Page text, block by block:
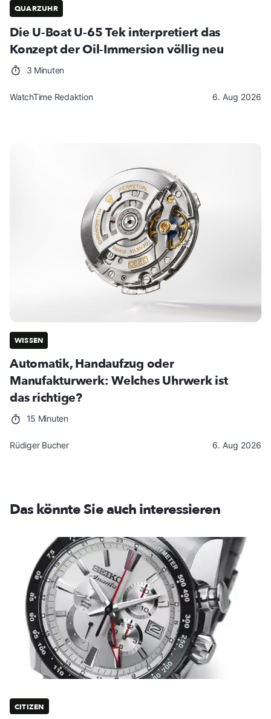
QUARZUHR
Die U-Boat U-65 Tek interpretiert das
Konzept der Oil-Immersion völlig neu
3 Minuten
WatchTime Redaktion 6. Aug 2026
WISSEN
Automatik, Handaufzug oder
Manufakturwerk: Welches Uhrwerk ist
das richtige?
15 Minuten
Rüdiger Bucher 6. Aug 2026
Das könnte Sie auch interessieren
CITIZEN